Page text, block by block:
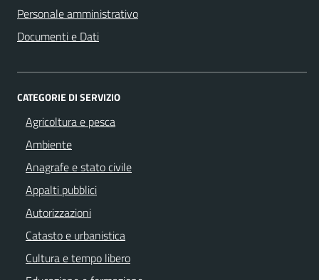
Personale amministrativo
Documenti e Dati
CATEGORIE DI SERVIZIO
Agricoltura e pesca
Ambiente
Anagrafe e stato civile
Appalti pubblici
Autorizzazioni
Catasto e urbanistica
Cultura e tempo libero